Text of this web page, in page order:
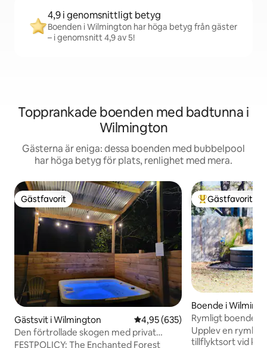
4,9 i genomsnittligt betyg
Boenden i Wilmington har höga betyg från gäster
– i genomsnitt 4,9 av 5!
Topprankade boenden med badtunna i
Wilmington
Gästerna är eniga: dessa boenden med bubbelpool
har höga betyg för plats, renlighet med mera.
Gästfavorit
Gästfavorit
Gästsvit i Wilmington 4,95 av 5 i genomsnittligt
4,95 (635)
Den förtrollade skogen med privat
bubbelpool
FESTPOLICY: The Enchanted Forest
Populär
Gästfavorit
Boende i
Rymligt boende
utomhusnöje
Upplev en rymlig
tillflyktsort vid